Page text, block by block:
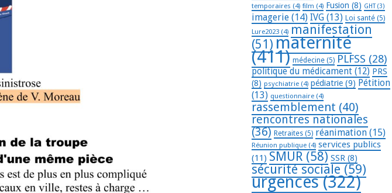
temporaires (4) film (4) Fusion (8) GHT(3)
imagerie (14) IVG (13) Loi santé (5)
Lure2023 (4) manifestation
(51) maternité
(411) médecine (5) PLFSS (28)
politique du médicament (12) PRS
(8) psychiatrie (4) pédiatrie (9) Pétition
(13) questionnaire (4)
rassemblement (40)
rencontres nationales
(36) Retraites (5) réanimation (15)
Réunion publique (4) services publics
(11) SMUR (58) SSR (8)
sécurité sociale (59)
urgences(322)